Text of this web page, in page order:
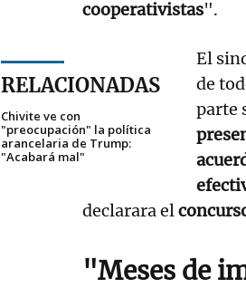
cooperativistas".
RELACIONADAS
Chivite ve con
"preocupación" la política
arancelaria de Trump:
"Acabará mal"
El
de
parte
declarara el
"Meses de